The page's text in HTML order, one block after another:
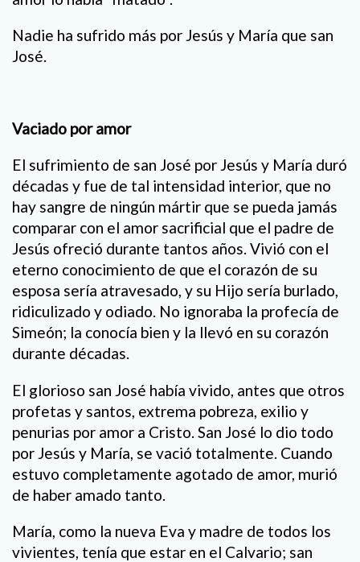
Nadie ha sufrido más por Jesús y María que san
José.
Vaciado por amor
El sufrimiento de san José por Jesús y María duró
décadas y fue de tal intensidad interior, que no
hay sangre de ningún mártir que se pueda jamás
comparar con el amor sacrificial que el padre de
Jesús ofreció durante tantos años. Vivió con el
eterno conocimiento de que el corazón de su
esposa sería atravesado, y su Hijo sería burlado,
ridiculizado y odiado. No ignoraba la profecía de
Simeón; la conocía bien y la llevó en su corazón
durante décadas.
El glorioso san José había vivido, antes que otros
profetas y santos, extrema pobreza, exilio y
penurias por amor a Cristo. San José lo dio todo
por Jesús y María, se vació totalmente. Cuando
estuvo completamente agotado de amor, murió
de haber amado tanto.
María, como la nueva Eva y madre de todos los
vivientes, tenía que estar en el Calvario; san